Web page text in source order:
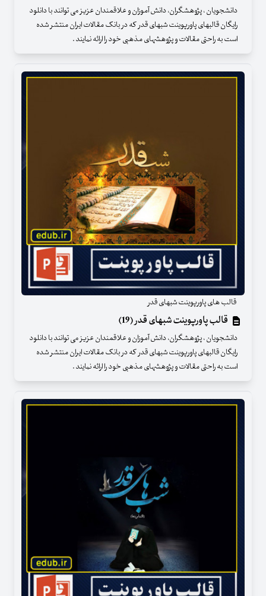
دانشجویان ، پژوهشگران، دانش آموزان و علاقمندان عزیز می توانند با دانلود
رایگان قالبهای پاورپوینت شبهای قدر که در بانک مقالات ایران منتشر شده
است به راحتی مقالات و پژوهشهای مذهبی خود را ارائه نمایند .
قالب های پاورپوینت شبهای قدر
قالب پاورپوینت شبهای قدر (19)
دانشجویان ، پژوهشگران، دانش آموزان و علاقمندان عزیز می توانند با دانلود
رایگان قالبهای پاورپوینت شبهای قدر که در بانک مقالات ایران منتشر شده
است به راحتی مقالات و پژوهشهای مذهبی خود را ارائه نمایند .